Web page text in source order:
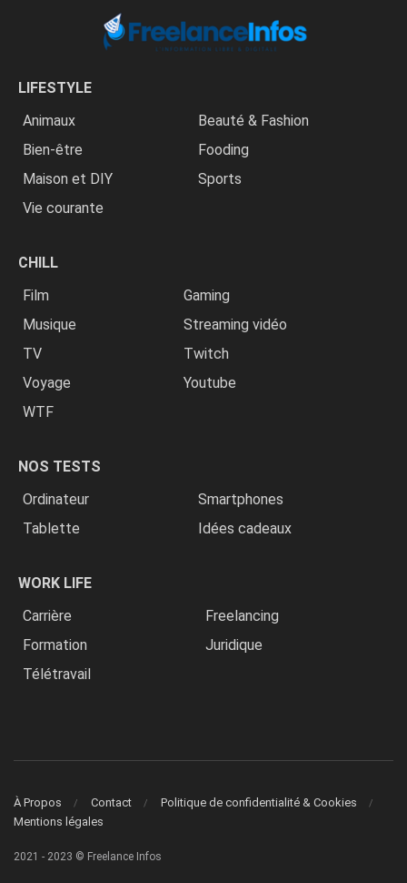
LIFESTYLE
Animaux
Beauté & Fashion
Bien-être
Fooding
Maison et DIY
Sports
Vie courante
CHILL
Film
Gaming
Musique
Streaming vidéo
TV
Twitch
Voyage
Youtube
WTF
NOS TESTS
Ordinateur
Smartphones
Tablette
Idées cadeaux
WORK LIFE
Carrière
Freelancing
Formation
Juridique
Télétravail
À Propos Contact
Politique de confidentialité & Cookies
Mentions légales
2021 - 2023 © Freelance Infos